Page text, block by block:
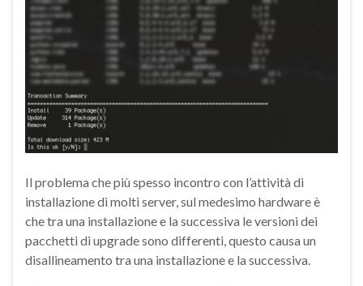
Il problema che più spesso incontro con l’attività di
installazione di molti server, sul medesimo hardware è
che tra una installazione e la successiva le versioni dei
pacchetti di upgrade sono differenti, questo causa un
disallineamento tra una installazione e la successiva.